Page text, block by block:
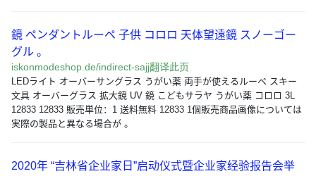
鏡 ペンダントルーペ 子供 コロロ 天体望遠鏡 スノーゴー
グル 。
iskonmodeshop.de/indirect-sajj翻译此页
LEDライト オーバーサングラス うがい薬 両手が使えるルーペ スキー
文具 オーバーグラス 拡大鏡 UV 鏡 こどもサラヤ うがい薬 コロロ 3L
12833 12833 販売単位：1 送料無料 12833 1個販売商品画像については
実際の製品と異なる場合が 。
2020年 “吉林省企业家日”启动仪式暨企业家经验报告会举